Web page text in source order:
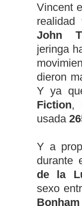
Vincent
realidad
John
jeringa
dieron
Y ya
Fiction,
usada
Y a
durante
de la
sexo